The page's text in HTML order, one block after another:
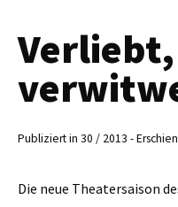
Publiziert in 30 / 2013 -
Die neue Theatersaison